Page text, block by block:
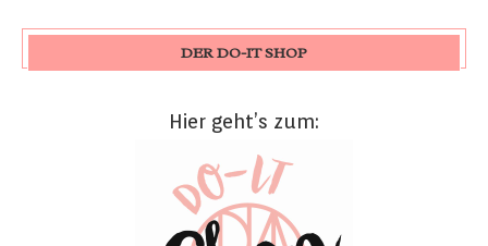
DER DO-IT SHOP
Hier geht’s zum: